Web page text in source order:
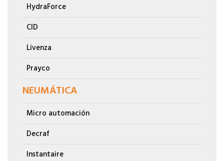
HydraForce
CID
Livenza
Prayco
NEUMÁTICA
Micro automación
Decraf
Instantaire